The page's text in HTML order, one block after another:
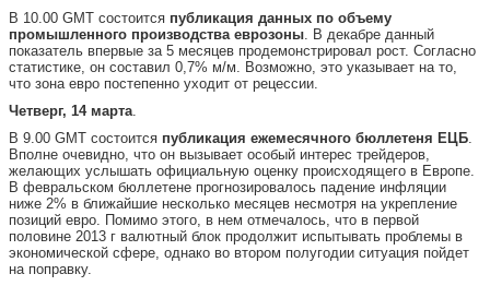
В 10.00 GMT состоится публикация данных по объему
промышленного производства еврозоны. В декабре данный
показатель впервые за 5 месяцев продемонстрировал рост. Согласно
статистике, он составил 0,7% м/м. Возможно, это указывает на то,
что зона евро постепенно уходит от рецессии.
Четверг, 14 марта.
В 9.00 GMT состоится публикация ежемесячного бюллетеня ЕЦБ.
Вполне очевидно, что он вызывает особый интерес трейдеров,
желающих услышать официальную оценку происходящего в Европе.
В февральском бюллетене прогнозировалось падение инфляции
ниже 2% в ближайшие несколько месяцев несмотря на укрепление
позиций евро. Помимо этого, в нем отмечалось, что в первой
половине 2013 г валютный блок продолжит испытывать проблемы в
экономической сфере, однако во втором полугодии ситуация пойдет
на поправку.